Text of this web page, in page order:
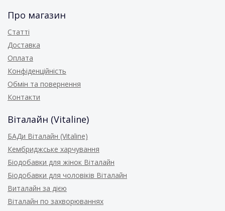
Про магазин
Статті
Доставка
Оплата
Конфіденційність
Обмін та повернення
Контакти
Віталайн (Vitaline)
БАДи Віталайн (Vitaline)
Кембриджське харчування
Біодобавки для жінок Віталайн
Біодобавки для чоловіків Віталайн
Виталайн за дією
Віталайн по захворюваннях